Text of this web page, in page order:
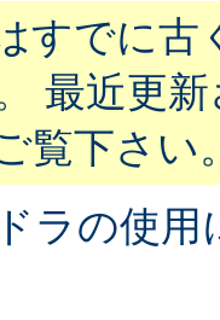
すでに古
最近更
覧下さい
ラの使